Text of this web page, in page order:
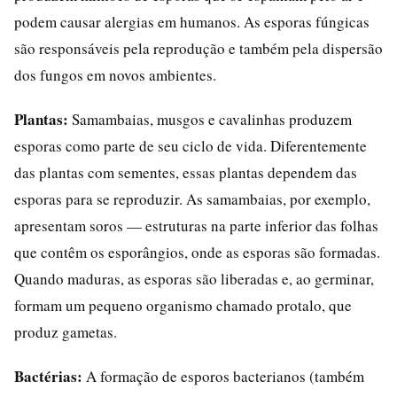
podem causar alergias em humanos. As esporas fúngicas
são responsáveis pela reprodução e também pela dispersão
dos fungos em novos ambientes.
Plantas: Samambaias, musgos e cavalinhas produzem
esporas como parte de seu ciclo de vida. Diferentemente
das plantas com sementes, essas plantas dependem das
esporas para se reproduzir. As samambaias, por exemplo,
apresentam soros — estruturas na parte inferior das folhas
que contêm os esporângios, onde as esporas são formadas.
Quando maduras, as esporas são liberadas e, ao germinar,
formam um pequeno organismo chamado protalo, que
produz gametas.
Bactérias: A formação de esporos bacterianos (também